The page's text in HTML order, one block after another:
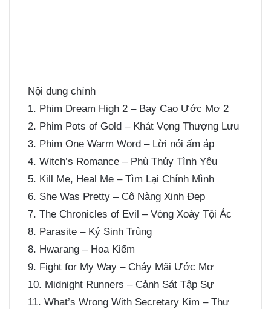
Nội dung chính
1. Phim Dream High 2 – Bay Cao Ước Mơ 2
2. Phim Pots of Gold – Khát Vọng Thượng Lưu
3. Phim One Warm Word – Lời nói ấm áp
4. Witch’s Romance – Phù Thủy Tình Yêu
5. Kill Me, Heal Me – Tìm Lại Chính Mình
6. She Was Pretty – Cô Nàng Xinh Đẹp
7. The Chronicles of Evil – Vòng Xoáy Tội Ác
8. Parasite – Ký Sinh Trùng
8. Hwarang – Hoa Kiếm
9. Fight for My Way – Cháy Mãi Ước Mơ
10. Midnight Runners – Cảnh Sát Tập Sự
11. What’s Wrong With Secretary Kim – Thư